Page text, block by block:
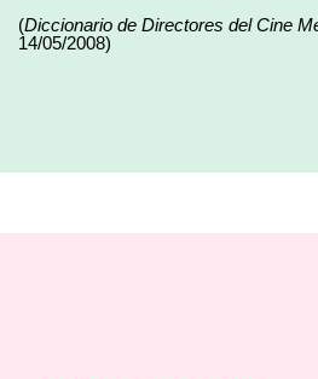
(Diccionario de Directores del Cine
14/05/2008)